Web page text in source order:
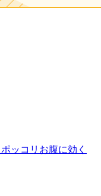
ッコリお腹に効く